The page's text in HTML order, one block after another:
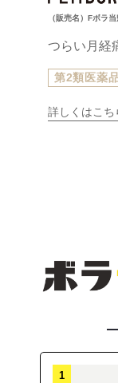
（販売名）Fボラ
つらい月経
第2類医薬
詳しくはこち
1